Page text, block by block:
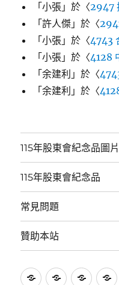
「小張 」於〈2947
「許人傑 」於〈
「小張 」於〈4743
「小張 」於〈4128
「余建利 」於〈
「余建利 」於〈
115年股東會紀念品圖片
115年股東會紀念品
常見問題
贊助本站
115 115 常